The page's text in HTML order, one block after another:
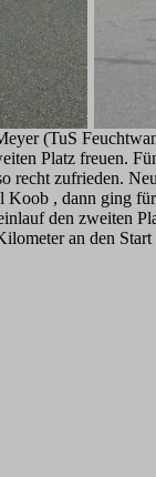
(TuS
Platz freuen.
recht zufrieden.
Koob , dann ging
den zweiten
an den Start